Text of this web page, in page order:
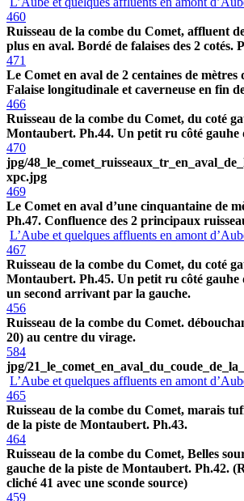
460
Ruisseau de la combe du Comet, affluent
plus en aval. Bordé de falaises des 2 cotés.
471
Le Comet en aval de 2 centaines de mètres
Falaise longitudinale et caverneuse en fin
466
Ruisseau de la combe du Comet, du coté
Montaubert. Ph.44. Un petit ru côté gauhe
470
jpg/
xpc.jpg
469
Le Comet en aval d’une cinquantaine de
Ph.47. Confluence des 2 principaux
L’Aube et quelques affluents en amont
467
Ruisseau de la combe du Comet, du coté
Montaubert. Ph.45. Un petit ru côté gauhe
un second arrivant par la gauche.
456
Ruisseau de la combe du Comet.
20) au centre du virage.
584
jpg/
L’Aube et quelques affluents en amont
465
Ruisseau de la combe du Comet, marais
de la piste de Montaubert. Ph.43.
464
Ruisseau de la combe du Comet, Belles
gauche de la piste de Montaubert. Ph.42.
cliché 41 avec une sconde source)
459